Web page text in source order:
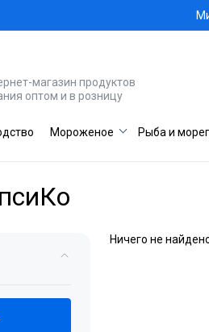
магазин продуктов
оптом и в розницу
Мороженое Рыба и
Ничего не